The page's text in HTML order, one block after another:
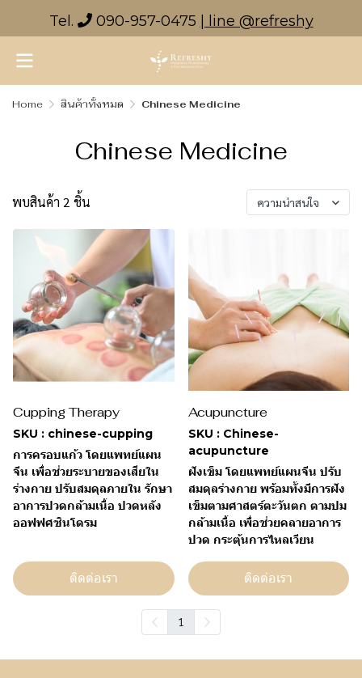
Tel. 090-957-0475 | line @refreshy
Home สินค้าทั้งหมด Chinese Medicine
Chinese Medicine
พบสินค้า 2 ชิ้น ความน่าสนใจ
Cupping Therapy
SKU : chinese-cupping
การครอบแก้ว โดยแพทย์แผน
จีน เพื่อช่วยระบายของเสียใน
ร่างกาย ปรับสมดุลภายใน รักษา
อาการปวดกล้ามเนื้อ ปวดหลัง
ออฟฟศซินโดรม
ติดต่อเรา
Acupuncture
SKU : Chinese-
acupuncture
ฝังเข็ม โดยแพทย์แผนจีน ปรับ
สมดุลร่างกาย พร้อมทั้งมีการฝัง
เข็มตามศาสตร์ตะวันตก ตามปม
กล้ามเนื้อ เพื่อช่วยคลายอาการ
ปวด กระตุ้นการไหลเวียน
ติดต่อเรา
1